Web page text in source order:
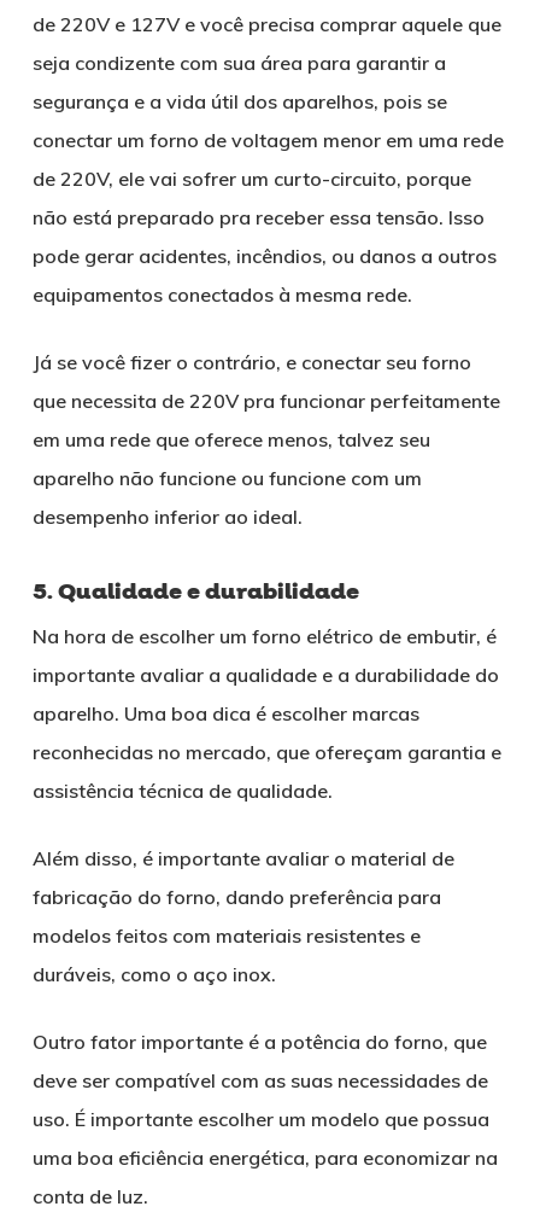
de 220V e 127V e você precisa comprar aquele que
seja condizente com sua área para garantir a
segurança e a vida útil dos aparelhos, pois se
conectar um forno de voltagem menor em uma rede
de 220V, ele vai sofrer um curto-circuito, porque
não está preparado pra receber essa tensão. Isso
pode gerar acidentes, incêndios, ou danos a outros
equipamentos conectados à mesma rede.
Já se você fizer o contrário, e conectar seu forno
que necessita de 220V pra funcionar perfeitamente
em uma rede que oferece menos, talvez seu
aparelho não funcione ou funcione com um
desempenho inferior ao ideal.
5. Qualidade e durabilidade
Na hora de escolher um forno elétrico de embutir, é
importante avaliar a qualidade e a durabilidade do
aparelho. Uma boa dica é escolher marcas
reconhecidas no mercado, que ofereçam garantia e
assistência técnica de qualidade.
Além disso, é importante avaliar o material de
fabricação do forno, dando preferência para
modelos feitos com materiais resistentes e
duráveis, como o aço inox.
Outro fator importante é a potência do forno, que
deve ser compatível com as suas necessidades de
uso. É importante escolher um modelo que possua
uma boa eficiência energética, para economizar na
conta de luz.